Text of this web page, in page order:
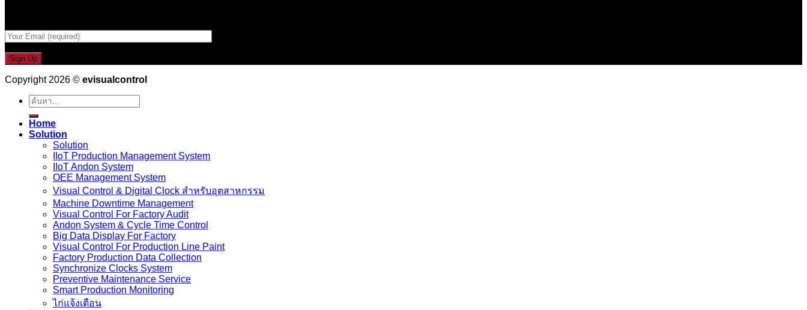
Copyright 2026 © evisualcontrol
ค้นหา:
Home
Solution
Solution
IIoT Production Management System
IIoT Andon System
OEE Management System
Visual Control & Digital Clock สำหรับอุตสาหกรรม
Machine Downtime Management
Visual Control For Factory Audit
Andon System & Cycle Time Control
Big Data Display For Factory
Visual Control For Production Line Paint
Factory Production Data Collection
Synchronize Clocks System
Preventive Maintenance Service
Smart Production Monitoring
ไก่แจ้งเตือน